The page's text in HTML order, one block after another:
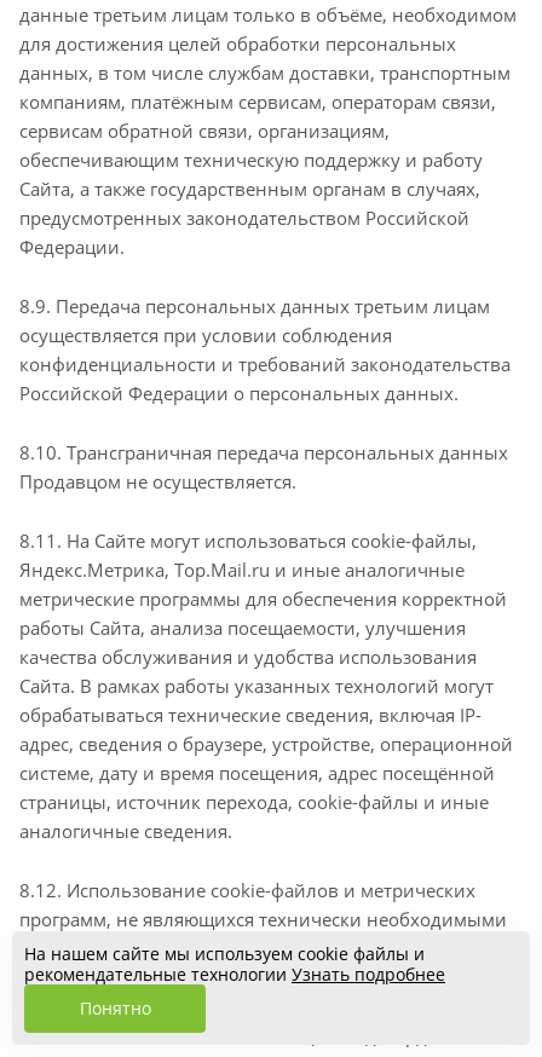
данные третьим лицам только в объёме, необходимом
для достижения целей обработки персональных
данных, в том числе службам доставки, транспортным
компаниям, платёжным сервисам, операторам связи,
сервисам обратной связи, организациям,
обеспечивающим техническую поддержку и работу
Сайта, а также государственным органам в случаях,
предусмотренных законодательством Российской
Федерации.
8.9. Передача персональных данных третьим лицам
осуществляется при условии соблюдения
конфиденциальности и требований законодательства
Российской Федерации о персональных данных.
8.10. Трансграничная передача персональных данных
Продавцом не осуществляется.
8.11. На Сайте могут использоваться cookie-файлы,
Яндекс.Метрика, Top.Mail.ru и иные аналогичные
метрические программы для обеспечения корректной
работы Сайта, анализа посещаемости, улучшения
качества обслуживания и удобства использования
Сайта. В рамках работы указанных технологий могут
обрабатываться технические сведения, включая IP-
адрес, сведения о браузере, устройстве, операционной
системе, дату и время посещения, адрес посещённой
страницы, источник перехода, cookie-файлы и иные
аналогичные сведения.
8.12. Использование cookie-файлов и метрических
программ, не являющихся технически необходимыми
для работы Сайта, осуществляется при наличии
соответствующего согласия Пользователя,
выраженного через cookie-баннер, настройки Сайта
или иным способом, позволяющим подтвердить
На нашем сайте мы используем cookie файлы и
рекомендательные технологии Узнать подробнее
Понятно